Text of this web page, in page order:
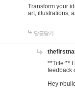
Transform your
art, illustrations,
답글달기
**Title:** I
feedback
Hey r/